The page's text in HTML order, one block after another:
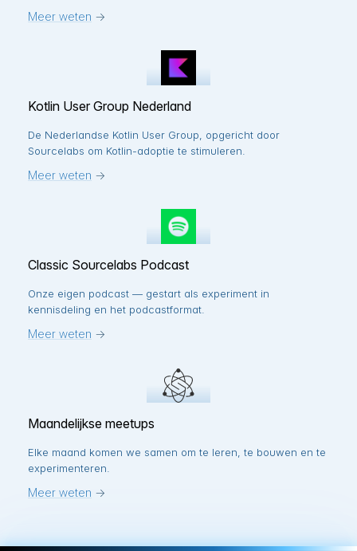
Meer weten →
Kotlin User Group Nederland
De Nederlandse Kotlin User Group, opgericht door
Sourcelabs om Kotlin-adoptie te stimuleren.
Meer weten →
Classic Sourcelabs Podcast
Onze eigen podcast — gestart als experiment in
kennisdeling en het podcastformat.
Meer weten →
Maandelijkse meetups
Elke maand komen we samen om te leren, te bouwen en te
experimenteren.
Meer weten →